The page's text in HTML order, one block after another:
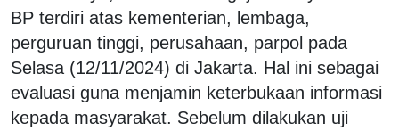
BP terdiri atas kementerian, lembaga,
perguruan tinggi, perusahaan, parpol pada
Selasa (12/11/2024) di Jakarta. Hal ini sebagai
evaluasi guna menjamin keterbukaan informasi
kepada masyarakat. Sebelum dilakukan uji